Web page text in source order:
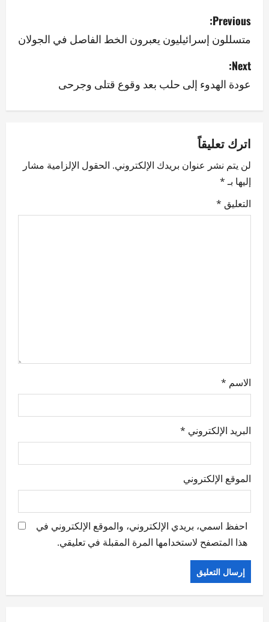
P
o
s
t
n
a
v
i
g
Previous:
متسللون إسرائيليون يعبرون الخط الفاصل في الجولان
Next:
عودة الهدوء إلى حلب بعد وقوع قتلى وجرحى
اترك تعليقاً
لن يتم نشر عنوان بريدك الإلكتروني. الحقول الإلزامية مشار
إليها بـ*
التعليق *
الاسم *
البريد الإلكتروني *
الموقع الإلكتروني
احفظ اسمي، بريدي الإلكتروني، والموقع الإلكتروني في
هذا المتصفح لاستخدامها المرة المقبلة في تعليقي.